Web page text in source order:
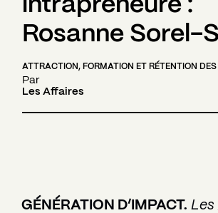
intrapreneure :
Rosanne Sorel-
ATTRACTION, FORMATION ET RÉTENTION
Par
Les Affaires
GÉNÉRATION D’IMPACT. Les